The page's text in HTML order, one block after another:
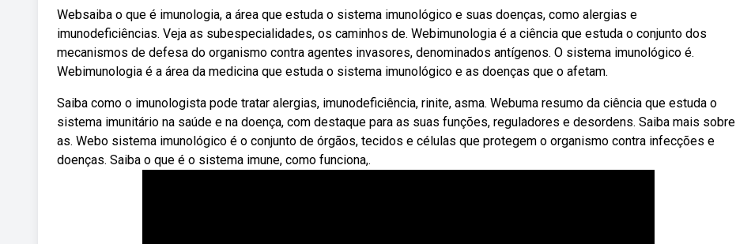
Websaiba o que é imunologia, a área que estuda o sistema imunológico e suas doenças, como alergias e
imunodeficiências. Veja as subespecialidades, os caminhos de. Webimunologia é a ciência que estuda o conjunto dos
mecanismos de defesa do organismo contra agentes invasores, denominados antígenos. O sistema imunológico é.
Webimunologia é a área da medicina que estuda o sistema imunológico e as doenças que o afetam.
Saiba como o imunologista pode tratar alergias, imunodeficiência, rinite, asma. Webuma resumo da ciência que estuda o
sistema imunitário na saúde e na doença, com destaque para as suas funções, reguladores e desordens. Saiba mais sobre
as. Webo sistema imunológico é o conjunto de órgãos, tecidos e células que protegem o organismo contra infecções e
doenças. Saiba o que é o sistema imune, como funciona,.